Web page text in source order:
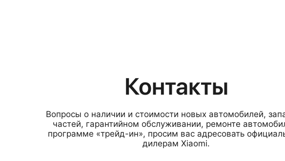
Контакты
Вопросы о наличии и стоимости новых автомобилей,
частей, гарантийном обслуживании, ремонте
программе «трейд-ин», просим вас адресовать
дилерам Xiaomi.